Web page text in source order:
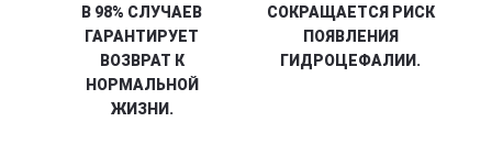
В 98% СЛУЧАЕВ
ГАРАНТИРУЕТ
ВОЗВРАТ К
НОРМАЛЬНОЙ
ЖИЗНИ.
СОКРАЩАЕТСЯ РИСК
ПОЯВЛЕНИЯ
ГИДРОЦЕФАЛИИ.